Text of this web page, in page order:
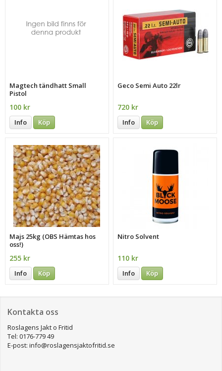
Magtech tändhatt Small
Pistol
100 kr
Info Köp
Geco Semi Auto 22lr
720 kr
Info Köp
Majs 25kg (OBS Hämtas hos
oss!)
255 kr
Info Köp
Nitro Solvent
110 kr
Info Köp
Kontakta oss
Roslagens Jakt o Fritid
Tel: 0176-779 49
E-post: info@roslagensjaktofritid.se